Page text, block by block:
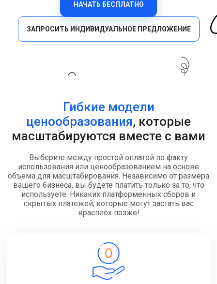
НАЧАТЬ БЕСПЛАТНО
ЗАПРОСИТЬ ИНДИВИДУАЛЬНОЕ ПРЕДЛОЖЕНИЕ
Гибкие модели
ценообразования, которые
масштабируются вместе с вами
Выберите между простой оплатой по факту
использования или ценообразованием на основе
объема для масштабирования. Независимо от размера
вашего бизнеса, вы будете платить только за то, что
используете. Никаких платформенных сборов и
скрытых платежей, которые могут застать вас
врасплох позже!